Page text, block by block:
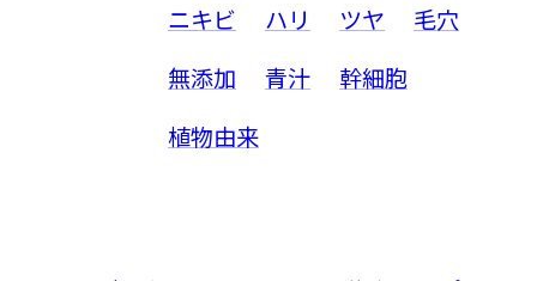
ニキビ
ハリ ツヤ
毛穴
無添加
青汁
幹細胞
植物由来